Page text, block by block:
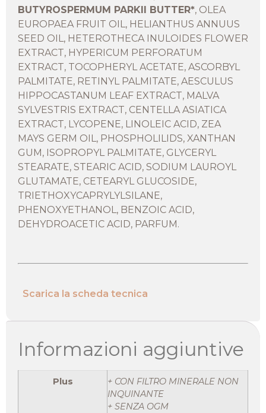
BUTYROSPERMUM PARKII BUTTER*, OLEA
EUROPAEA FRUIT OIL, HELIANTHUS ANNUUS
SEED OIL, HETEROTHECA INULOIDES FLOWER
EXTRACT, HYPERICUM PERFORATUM
EXTRACT, TOCOPHERYL ACETATE, ASCORBYL
PALMITATE, RETINYL PALMITATE, AESCULUS
HIPPOCASTANUM LEAF EXTRACT, MALVA
SYLVESTRIS EXTRACT, CENTELLA ASIATICA
EXTRACT, LYCOPENE, LINOLEIC ACID, ZEA
MAYS GERM OIL, PHOSPHOLILIDS, XANTHAN
GUM, ISOPROPYL PALMITATE, GLYCERYL
STEARATE, STEARIC ACID, SODIUM LAUROYL
GLUTAMATE, CETEARYL GLUCOSIDE,
TRIETHOXYCAPRYLYLSILANE,
PHENOXYETHANOL, BENZOIC ACID,
DEHYDROACETIC ACID, PARFUM.
Scarica la scheda tecnica
Informazioni aggiuntive
Plus
+ CON FILTRO MINERALE NON
INQUINANTE
+ SENZA OGM